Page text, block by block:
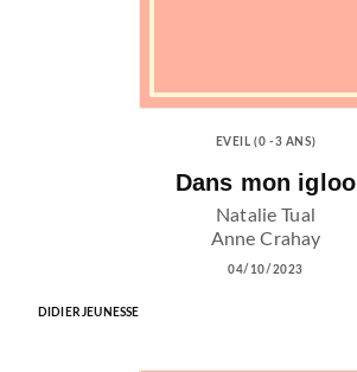
EVEIL (0 -3 ANS)
Dans mon igloo
Natalie Tual
Anne Crahay
04/10/2023
DIDIER JEUNESSE